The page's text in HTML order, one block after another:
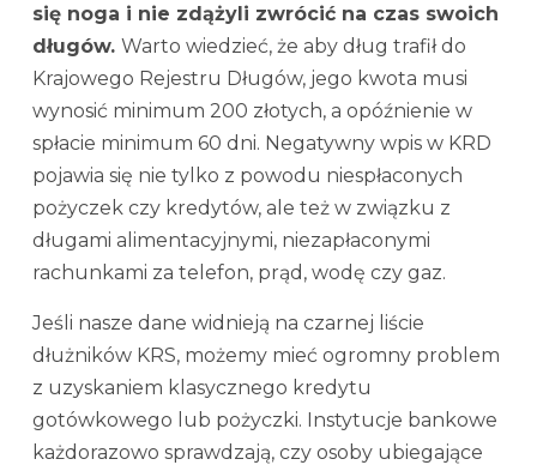
się noga i nie zdążyli zwrócić na czas swoich
długów. Warto wiedzieć, że aby dług trafił do
Krajowego Rejestru Długów, jego kwota musi
wynosić minimum 200 złotych, a opóźnienie w
spłacie minimum 60 dni. Negatywny wpis w KRD
pojawia się nie tylko z powodu niespłaconych
pożyczek czy kredytów, ale też w związku z
długami alimentacyjnymi, niezapłaconymi
rachunkami za telefon, prąd, wodę czy gaz.
Jeśli nasze dane widnieją na czarnej liście
dłużników KRS, możemy mieć ogromny problem
z uzyskaniem klasycznego kredytu
gotówkowego lub pożyczki. Instytucje bankowe
każdorazowo sprawdzają, czy osoby ubiegające